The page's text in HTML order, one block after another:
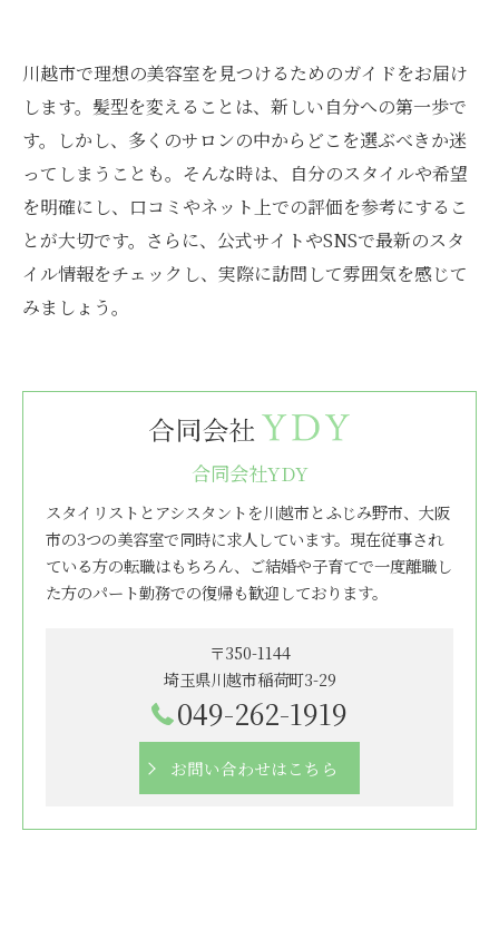
川越市で理想の美容室を見つけるためのガイドをお届け
します。髪型を変えることは、新しい自分への第一歩で
す。しかし、多くのサロンの中からどこを選ぶべきか迷
ってしまうことも。そんな時は、自分のスタイルや希望
を明確にし、口コミやネット上での評価を参考にするこ
とが大切です。さらに、公式サイトやSNSで最新のスタ
イル情報をチェックし、実際に訪問して雰囲気を感じて
みましょう。
合同会社YDY
スタイリストとアシスタントを川越市とふじみ野市、大阪
市の3つの美容室で同時に求人しています。現在従事され
ている方の転職はもちろん、ご結婚や子育てで一度離職し
た方のパート勤務での復帰も歓迎しております。
〒350-1144
埼玉県川越市稲荷町3-29
049-262-1919
お問い合わせはこちら